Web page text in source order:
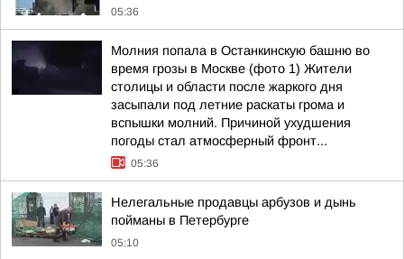
05:36
Молния попала в Останкинскую башню во
время грозы в Москве (фото 1) Жители
столицы и области после жаркого дня
засыпали под летние раскаты грома и
вспышки молний. Причиной ухудшения
погоды стал атмосферный фронт...
05:36
Нелегальные продавцы арбузов и дынь
пойманы в Петербурге
05:10